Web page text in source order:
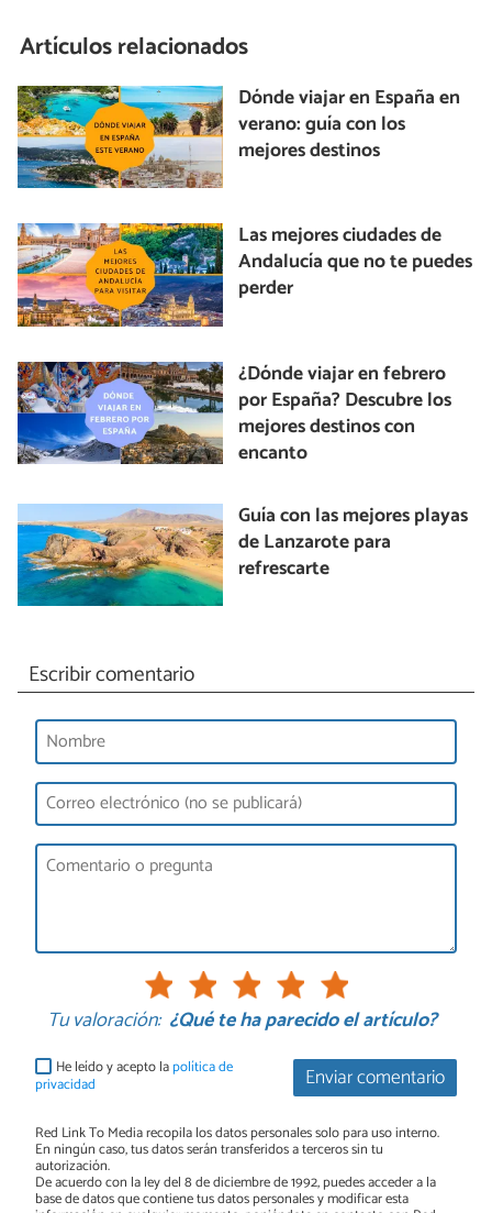
Artículos relacionados
Dónde viajar en España en
verano: guía con los
mejores destinos
Las mejores ciudades de
Andalucía que no te puedes
perder
¿Dónde viajar en febrero
por España? Descubre los
mejores destinos con
encanto
Guía con las mejores playas
de Lanzarote para
refrescarte
Escribir comentario
Tu valoración: ¿Qué te ha parecido el artículo?
Enviar comentario
He leído y acepto lapolítica de
privacidad
Red Link To Media recopila los datos personales solo para uso interno.
En ningún caso, tus datos serán transferidos a terceros sin tu
autorización.
De acuerdo con la ley del 8 de diciembre de 1992, puedes acceder a la
base de datos que contiene tus datos personales y modificar esta